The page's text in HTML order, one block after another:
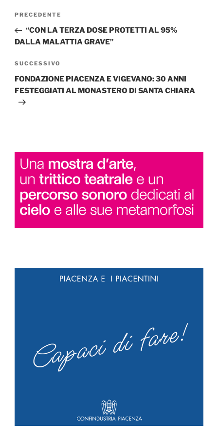
Navigazione
Articolo
precedente:
PRECEDENTE
“CON LA TERZA DOSE PROTETTI AL 95%
DALLA MALATTIA GRAVE”
Articolo
successivo
SUCCESSIVO
FONDAZIONE PIACENZA E VIGEVANO: 30 ANNI
FESTEGGIATI AL MONASTERO DI SANTA CHIARA